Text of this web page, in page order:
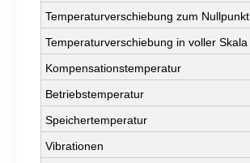
Temperaturverschiebung zum Nullpunkt
Temperaturverschiebung in voller Skala
Kompensationstemperatur
Betriebstemperatur
Speichertemperatur
Vibrationen